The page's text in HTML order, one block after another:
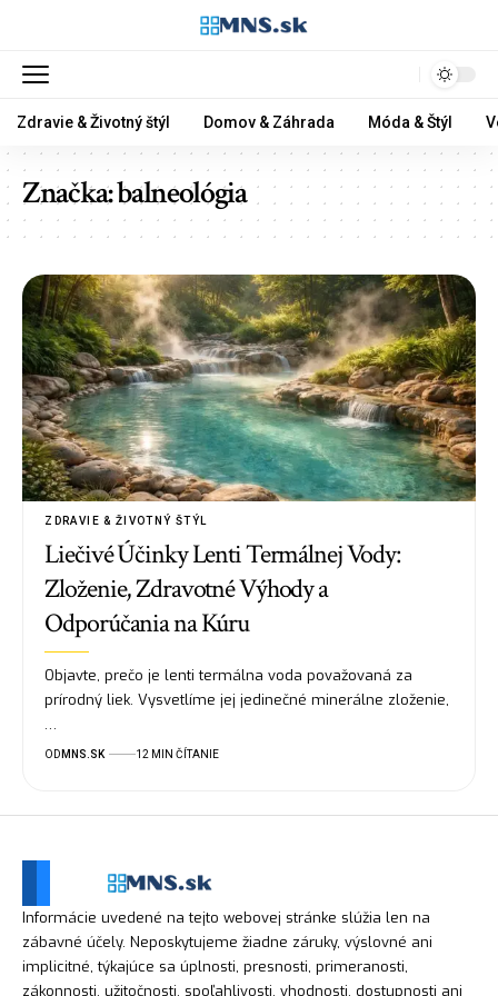
Zdravie & Životný štýl Domov & Záhrada Móda & Štýl
Značka:balneológia
ZDRAVIE & ŽIVOTNÝ ŠTÝL
Liečivé Účinky Lenti Termálnej Vody:
Zloženie, Zdravotné Výhody a
Odporúčania na Kúru
Objavte, prečo je lenti termálna voda považovaná za
prírodný liek. Vysvetlíme jej jedinečné minerálne zloženie,
…
OD MNS.SK 12 MIN ČÍTANIE
Informácie uvedené na tejto webovej stránke slúžia len na
zábavné účely. Neposkytujeme žiadne záruky, výslovné ani
implicitné, týkajúce sa úplnosti, presnosti, primeranosti,
zákonnosti, užitočnosti, spoľahlivosti, vhodnosti, dostupnosti ani